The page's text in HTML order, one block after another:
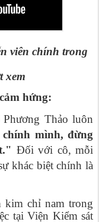
viên chính trong
xem
hứng:
Thảo luôn
mình, đừng
Đối với cô, mỗi
khác biệt chính là
kim chỉ nam trong
tại Viện Kiểm sát